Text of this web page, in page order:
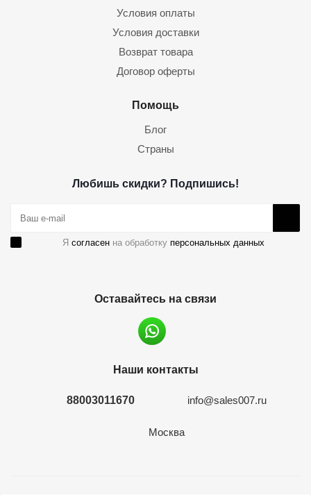
Условия оплаты
Условия доставки
Возврат товара
Договор оферты
Помощь
Блог
Страны
Любишь скидки? Подпишись!
Я согласен на обработку персональных данных
Оставайтесь на связи
Наши контакты
88003011670 info@sales007.ru
Москва